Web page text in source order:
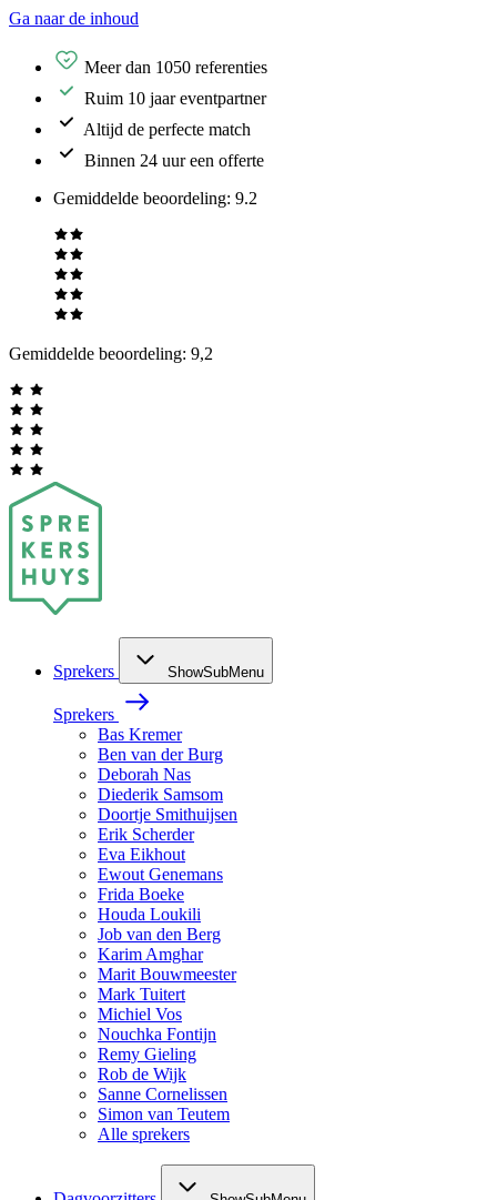
Ga naar de inhoud
Meer dan 1050 referenties
Ruim 10 jaar eventpartner
Altijd de perfecte match
Binnen 24 uur een offerte
Gemiddelde beoordeling: 9.2
Gemiddelde beoordeling: 9,2
Sprekers ShowSubMenu
Sprekers
Bas Kremer
Ben van der Burg
Deborah Nas
Diederik Samsom
Doortje Smithuijsen
Erik Scherder
Eva Eikhout
Ewout Genemans
Frida Boeke
Houda Loukili
Job van den Berg
Karim Amghar
Marit Bouwmeester
Mark Tuitert
Michiel Vos
Nouchka Fontijn
Remy Gieling
Rob de Wijk
Sanne Cornelissen
Simon van Teutem
Alle sprekers